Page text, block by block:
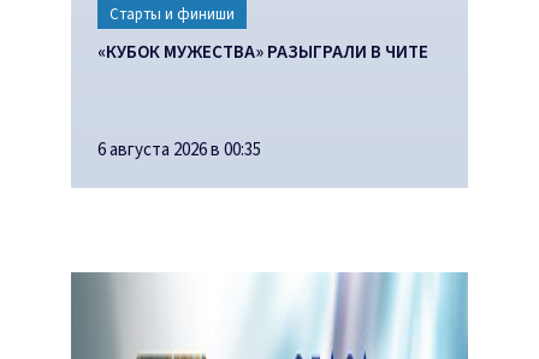
Старты и финиши
«КУБОК МУЖЕСТВА» РАЗЫГРАЛИ В ЧИТЕ
6 августа 2026 в 00:35